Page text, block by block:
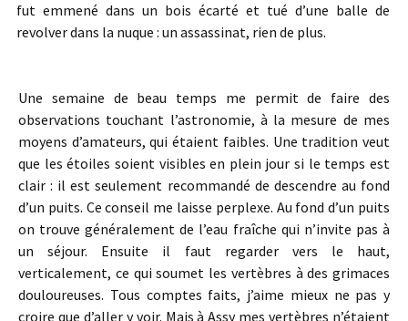
fut emmené dans un bois écarté et tué d’une balle de
revolver dans la nuque : un assassinat, rien de plus.
Une semaine de beau temps me permit de faire des
observations touchant l’astronomie, à la mesure de mes
moyens d’amateurs, qui étaient faibles. Une tradition veut
que les étoiles soient visibles en plein jour si le temps est
clair : il est seulement recommandé de descendre au fond
d’un puits. Ce conseil me laisse perplexe. Au fond d’un puits
on trouve généralement de l’eau fraîche qui n’invite pas à
un séjour. Ensuite il faut regarder vers le haut,
verticalement, ce qui soumet les vertèbres à des grimaces
douloureuses. Tous comptes faits, j’aime mieux ne pas y
croire que d’aller y voir. Mais à Assy mes vertèbres n’étaient